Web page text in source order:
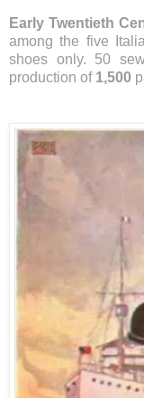
Early Twentieth
among the five
shoes only. 50
production of 1,500